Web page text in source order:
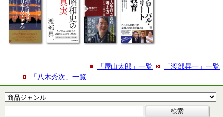
「渡部昇一」一覧
「屋山太郎」一覧
「八木秀次」一覧